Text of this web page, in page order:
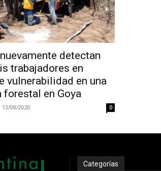
detectan
trabajadores en
vulnerabilidad en una
forestal en Goya
13/08/2020 0
Categorías